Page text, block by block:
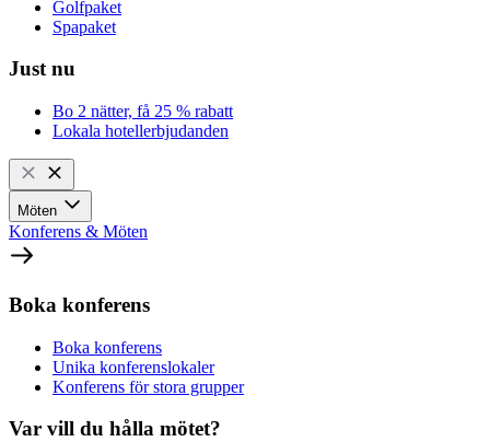
Golfpaket
Spapaket
Just nu
Bo 2 nätter, få 25 % rabatt
Lokala hotellerbjudanden
Möten
Konferens & Möten
Boka konferens
Boka konferens
Unika konferenslokaler
Konferens för stora grupper
Var vill du hålla mötet?